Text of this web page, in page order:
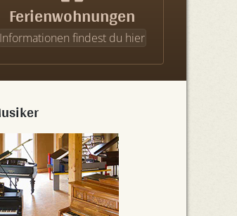
Ferienwohnungen
Informationen findest du hier